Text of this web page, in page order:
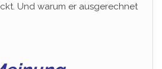
Und warum er ausgerechnet